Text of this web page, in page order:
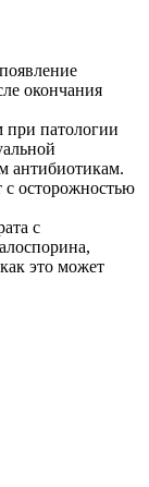
окончания
при патологии
антибиотикам.
осторожностью
с
это может